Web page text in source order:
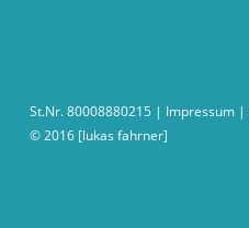
St.Nr. 80008880215 | Impressum|
© 2016 [lukas fahrner]